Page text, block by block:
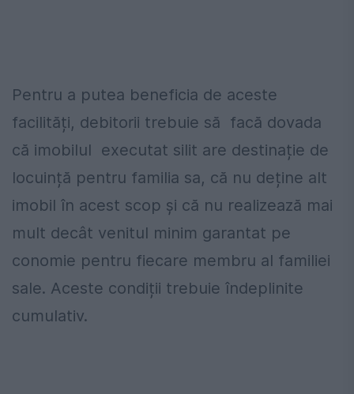
Pentru a putea beneficia de aceste
facilități, debitorii trebuie să facă dovada
că imobilul executat silit are destinație de
locuință pentru familia sa, că nu deține alt
imobil în acest scop și că nu realizează mai
mult decât venitul minim garantat pe
conomie pentru fiecare membru al familiei
sale. Aceste condiții trebuie îndeplinite
cumulativ.